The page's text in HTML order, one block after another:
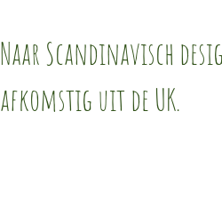
Naar Scandinavisch
afkomstig uit de UK.